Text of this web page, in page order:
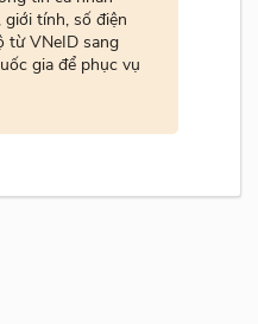
giới tính, số điện
từ VNeID sang
gia để phục vụ